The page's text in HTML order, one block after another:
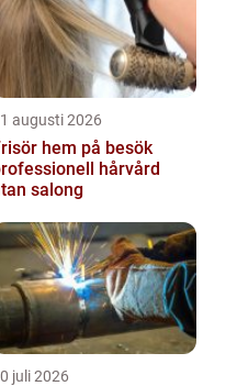
augusti 2026
hem på besök
hårvård
salong
juli 2026